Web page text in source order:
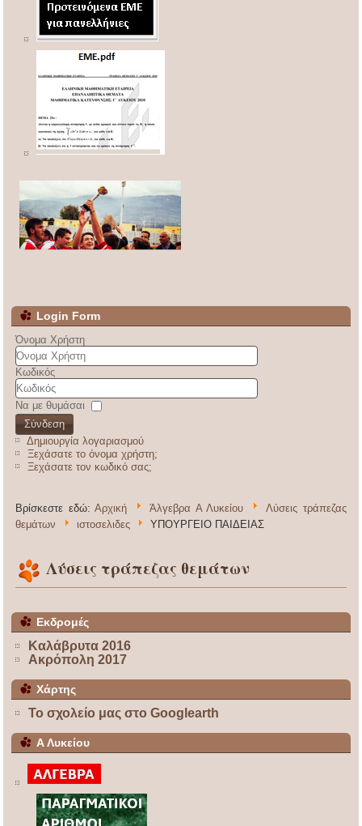
Login Form
Όνομα Χρήστη
Κωδικός
Να με θυμάσαι
Σύνδεση
Δημιουργία λογαριασμού
Ξεχάσατε το όνομα χρήστη;
Ξεχάσατε τον κωδικό σας;
Βρίσκεστε εδώ: Αρχική Άλγεβρα Α Λυκείου
Λύσεις τράπεζας
θεμάτων
ιστοσελιδες ΥΠΟΥΡΓΕΙΟ ΠΑΙΔΕΙΑΣ
Λύσεις τράπεζας θεμάτων
Εκδρομές
Καλάβρυτα 2016
Ακρόπολη 2017
Χάρτης
Το σχολείο μας στο Googlearth
Α Λυκείου